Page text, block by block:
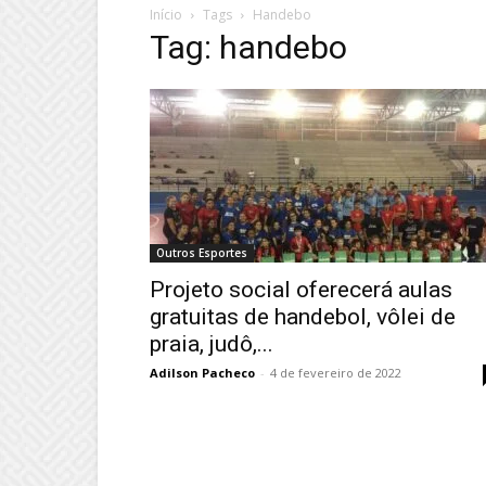
Início Tags Handebo
Tag: handebo
Outros Esportes
Projeto social oferecerá aulas
gratuitas de handebol, vôlei de
praia, judô,...
Adilson Pacheco - 4 de fevereiro de 2022